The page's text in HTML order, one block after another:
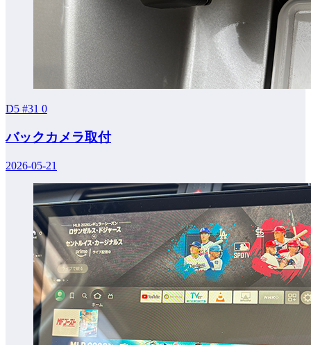
D5 #31 0
バックカメラ取付
2026-05-21